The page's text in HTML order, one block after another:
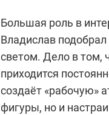
Большая роль в
Владислав подобрал
светом. Дело в том,
приходится
создаёт «рабочую»
фигуры, но и